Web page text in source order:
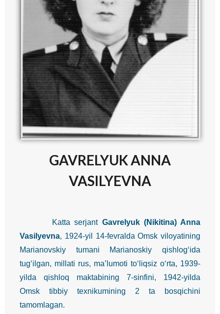
GAVRELYUK ANNA
VASILYEVNA
Katta serjant Gavrelyuk (Nikitina) Anna
Vasilyevna, 1924-yil 14-fevralda Omsk viloyatining
Marianovskiy tumani Marianoskiy qishlog‘ida
tug‘ilgan, millati rus, ma’lumoti to‘liqsiz o‘rta, 1939-
yilda qishloq maktabining 7-sinfini, 1942-yilda
Omsk tibbiy texnikumining 2 ta bosqichini
tamomlagan.